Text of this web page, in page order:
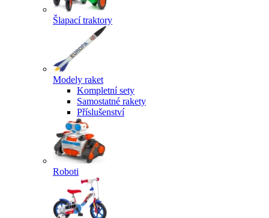
Šlapací traktory
Modely raket
Kompletní sety
Samostatné rakety
Příslušenství
Roboti